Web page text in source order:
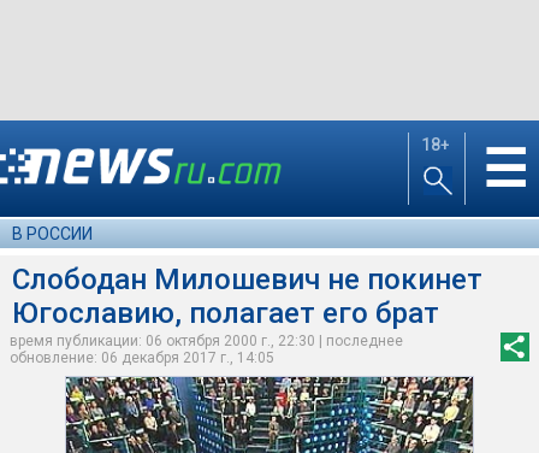
18+ ☰
В РОССИИ
Слободан Милошевич не покинет
Югославию, полагает его брат
время публикации: 06 октября 2000 г., 22:30 | последнее
обновление: 06 декабря 2017 г., 14:05